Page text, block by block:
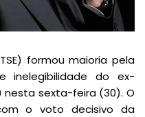
formou maioria pela
inelegibilidade do ex-
nesta sexta-feira (30). O
o voto decisivo da